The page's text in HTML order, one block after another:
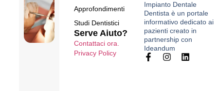
Impianto Dentale
Dentistaè un portale
informativo dedicato ai
pazienti creato in
partnership con
Ideandum
Approfondimenti
Studi Dentistici
Serve Aiuto?
Contattaci ora.
Privacy Policy
Impian
to